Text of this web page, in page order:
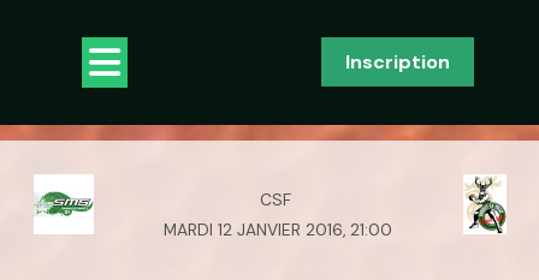
Button
Inscription
CSF
MARDI 12 JANVIER 2016, 21:00